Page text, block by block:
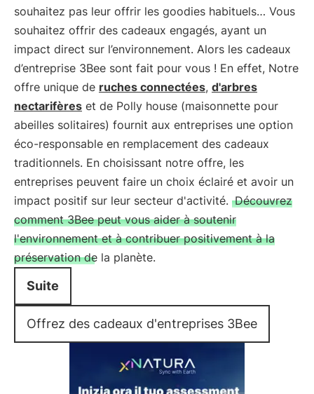
souhaitez pas leur offrir les goodies habituels… Vous
souhaitez offrir des cadeaux engagés, ayant un
impact direct sur l’environnement. Alors les cadeaux
d’entreprise 3Bee sont fait pour vous ! En effet, Notre
offre unique de ruches connectées, d'arbres
nectarifères et de Polly house (maisonnette pour
abeilles solitaires) fournit aux entreprises une option
éco-responsable en remplacement des cadeaux
traditionnels. En choisissant notre offre, les
entreprises peuvent faire un choix éclairé et avoir un
impact positif sur leur secteur d'activité. Découvrez
comment 3Bee peut vous aider à soutenir
l'environnement et à contribuer positivement à la
préservation de la planète.
Suite
Offrez des cadeaux d'entreprises 3Bee